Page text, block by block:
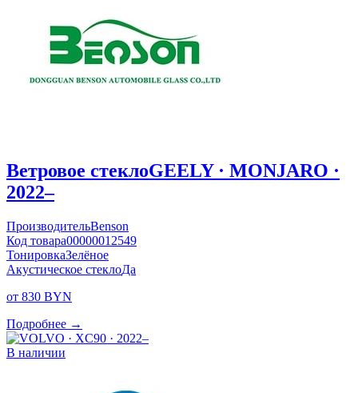
Ветровое стеклоGEELY · MONJARO ·
2022–
ПроизводительBenson
Код товара00000012549
ТонировкаЗелёное
Акустическое стеклоДа
от 830 BYN
Подробнее →
В наличии